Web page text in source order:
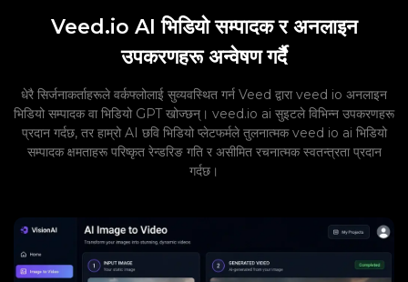
Veed.io AI भिडियो सम्पादक र अनलाइन
उपकरणहरू अन्वेषण गर्दै
धेरै सिर्जनाकर्ताहरूले वर्कफ्लोलाई सुव्यवस्थित गर्न Veed द्वारा veed io अनलाइन
भिडियो सम्पादक वा भिडियो GPT खोज्छन्। veed.io ai सुइटले विभिन्न उपकरणहरू
प्रदान गर्दछ, तर हाम्रो AI छवि भिडियो प्लेटफर्मले तुलनात्मक veed io ai भिडियो
सम्पादक क्षमताहरू परिष्कृत रेन्डरिङ गति र असीमित रचनात्मक स्वतन्त्रता प्रदान
गर्दछ।